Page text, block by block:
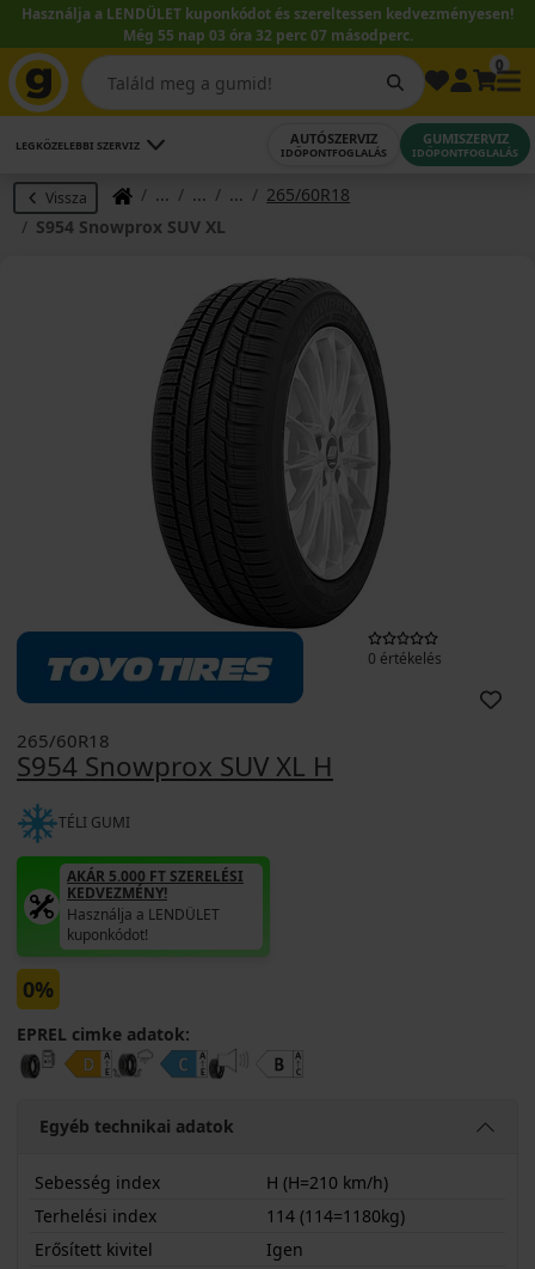
Használja a LENDÜLET kuponkódot és szereltessen kedvezményesen!
Még 55 nap 03 óra 32 perc 06 másodperc.
0
LEGKÖZELEBBI SZERVIZ AUTÓSZERVIZ
IDŐPONTFOGLALÁS
GUMISZERVIZ
IDŐPONTFOGLALÁS
Vissza
265/60R18
S954 Snowprox SUV XL
0 értékelés
S954 Snowprox SUV XL H
265/60R18
TÉLI GUMI
AKÁR 5.000 FT SZERELÉSI
KEDVEZMÉNY!
Használja a LENDÜLET
kuponkódot!
0%
EPREL cimke adatok:
Egyéb technikai adatok
Sebesség index
H (H=210 km/h)
Terhelési index
114 (114=1180kg)
Erősített kivitel
Igen